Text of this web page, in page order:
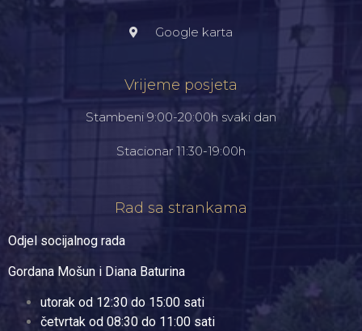
Google karta
Vrijeme posjeta
Stambeni 9:00-20:00h svaki dan
Stacionar 11:30-19:00h
Rad sa strankama
Odjel socijalnog rada
Gordana Mošun i Diana Baturina
utorak od 12:30 do 15:00 sati
četvrtak od 08:30 do 11:00 sati